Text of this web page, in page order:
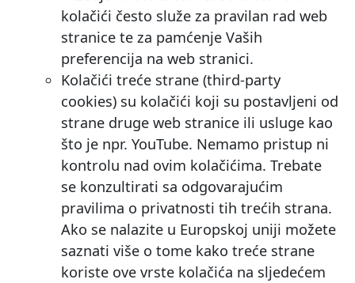
kolačići često služe za pravilan rad web
stranice te za pamćenje Vaših
preferencija na web stranici.
Kolačići treće strane (third-party
cookies) su kolačići koji su postavljeni od
strane druge web stranice ili usluge kao
što je npr. YouTube. Nemamo pristup ni
kontrolu nad ovim kolačićima. Trebate
se konzultirati sa odgovarajućim
pravilima o privatnosti tih trećih strana.
Ako se nalazite u Europskoj uniji možete
saznati više o tome kako treće strane
koriste ove vrste kolačića na sljedećem